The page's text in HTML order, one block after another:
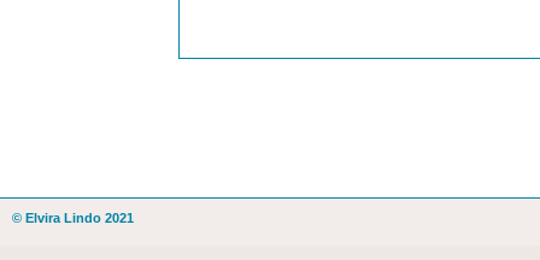
© Elvira Lindo 2021